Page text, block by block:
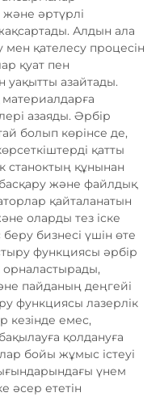
әртүрлі
Алдын ала
қателесу процесін
қуат пен
уақытты азайтады.
азаяды. Әрбір
болып көрінсе де,
қатты
станоктың құнынан
және файлдық
қайталанатын
оларды тез іске
бизнесі үшін өте
функциясы әрбір
орналастырады,
пайданың деңгейі
функциясы лазерлік
кезінде емес,
қолдануға
бойы жұмыс істеуі
үнем
әсер ететін